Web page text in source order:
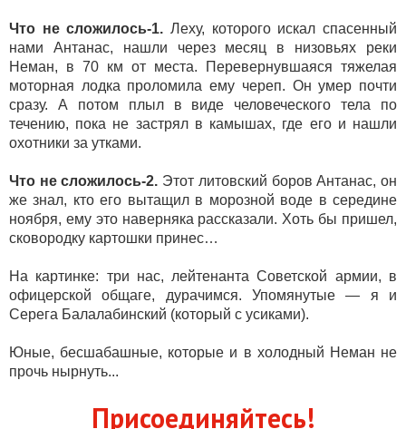
Что не сложилось-1. Леху, которого искал спасенный
нами Антанас, нашли через месяц в низовьях реки
Неман, в 70 км от места. Перевернувшаяся тяжелая
моторная лодка проломила ему череп. Он умер почти
сразу. А потом плыл в виде человеческого тела по
течению, пока не застрял в камышах, где его и нашли
охотники за утками.
Что не сложилось-2. Этот литовский боров Антанас, он
же знал, кто его вытащил в морозной воде в середине
ноября, ему это наверняка рассказали. Хоть бы пришел,
сковородку картошки принес…
На картинке: три нас, лейтенанта Советской армии, в
офицерской общаге, дурачимся. Упомянутые — я и
Серега Балалабинский (который с усиками).
Юные, бесшабашные, которые и в холодный Неман не
прочь нырнуть...
Присоединяйтесь!